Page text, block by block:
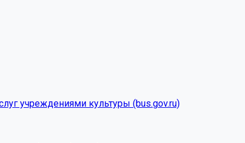
учреждениями культуры (bus.gov.ru)